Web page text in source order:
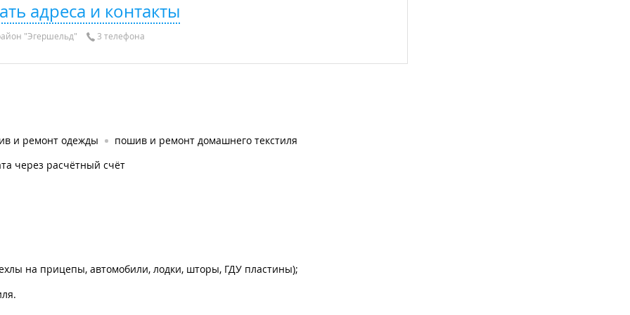
адреса и контакты
"Эгершельд" 3 телефона
и ремонт одежды
пошив и ремонт домашнего текстиля
через расчётный счёт
на прицепы, автомобили, лодки, шторы, ГДУ пластины);